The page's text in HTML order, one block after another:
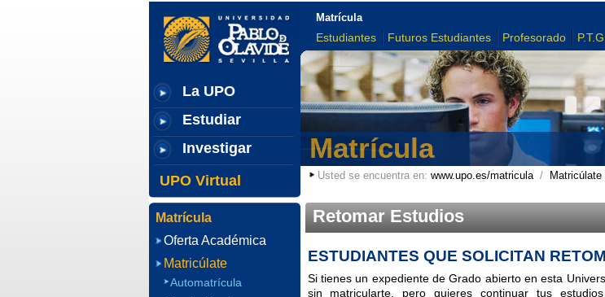
La UPO
Estudiar
Investigar
UPO Virtual
Matrícula
Estudiantes Futuros Estudiantes Profesorado
Matrícula
Usted se encuentra en: www.upo.es/matricula/ Matricúlate
Retomar Estudios
ESTUDIANTES QUE SOLICITAN
Si tienes un expediente de Grado abierto en esta
sin matricularte, pero quieres continuar tus
Matrícula
Oferta Académica
Matricúlate
Automatrícula